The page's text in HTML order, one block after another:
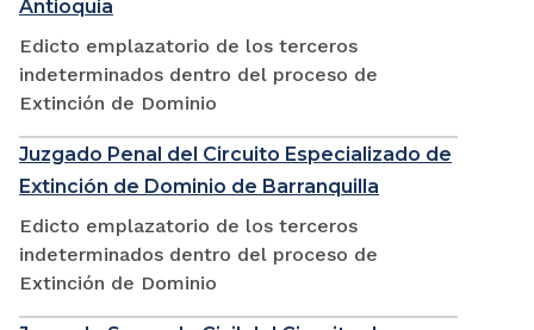
Antioquia
Edicto emplazatorio de los terceros
indeterminados dentro del proceso de
Extinción de Dominio
Juzgado Penal del Circuito Especializado de
Extinción de Dominio de Barranquilla
Edicto emplazatorio de los terceros
indeterminados dentro del proceso de
Extinción de Dominio